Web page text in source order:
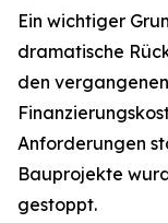
Ein wichtiger
dramatische
den
Anforderungen
Bauprojekte
gestoppt.